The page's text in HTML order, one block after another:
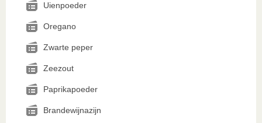
Uienpoeder
Oregano
Zwarte peper
Zeezout
Paprikapoeder
Brandewijnazijn